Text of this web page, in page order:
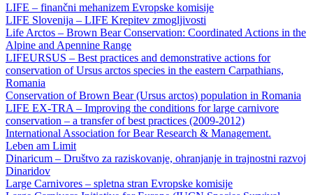
LIFE – finančni mehanizem Evropske komisije
LIFE Slovenija – LIFE Krepitev zmogljivosti
Life Arctos – Brown Bear Conservation: Coordinated Actions in the
Alpine and Apennine Range
LIFEURSUS – Best practices and demonstrative actions for
conservation of Ursus arctos species in the eastern Carpathians,
Romania
Conservation of Brown Bear (Ursus arctos) population in Romania
LIFE EX-TRA – Improving the conditions for large carnivore
conservation – a transfer of best practices (2009-2012)
International Association for Bear Research & Management.
Leben am Limit
Dinaricum – Društvo za raziskovanje, ohranjanje in trajnostni razvoj
Dinaridov
Large Carnivores – spletna stran Evropske komisije